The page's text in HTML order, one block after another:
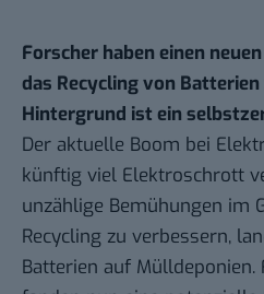
Forscher haben einen
das Recycling von
Hintergrund ist ein
Der aktuelle Boom bei
künftig viel Elektroschrott
unzählige Bemühungen im
Recycling zu verbessern,
Batterien auf Mülldeponien.